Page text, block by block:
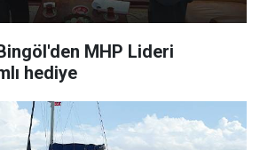
MHP Lideri
hediye